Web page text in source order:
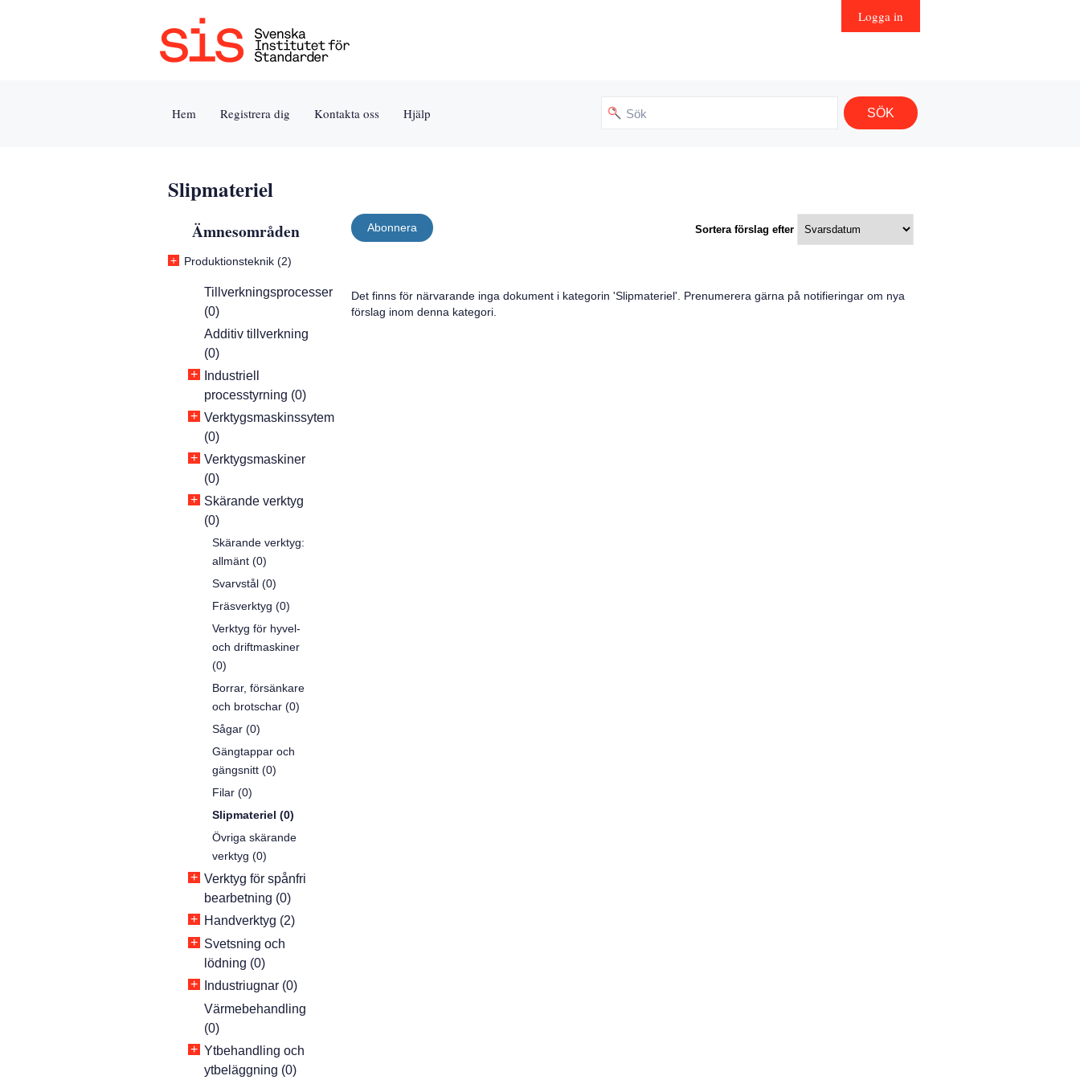
Hem Registrera dig Kontakta oss Hjälp
Logga in
Slipmateriel
Ämnesområden
+ Produktionsteknik (2)
Tillverkningsprocesser
(0)
Additiv tillverkning
(0)
+ Industriell
processtyrning (0)
+ Verktygsmaskinssytem
(0)
+ Verktygsmaskiner
(0)
+ Skärande verktyg
(0)
Skärande verktyg:
allmänt (0)
Svarvstål (0)
Fräsverktyg (0)
Verktyg för hyvel-
och driftmaskiner
(0)
Borrar, försänkare
och brotschar (0)
Sågar (0)
Gängtappar och
gängsnitt (0)
Filar (0)
Slipmateriel (0)
Övriga skärande
verktyg (0)
+ Verktyg för spånfri
bearbetning (0)
+ Handverktyg (2)
+ Svetsning och
lödning (0)
+
Industriugnar (0)
Värmebehandling
(0)
+ Ytbehandling och
ytbeläggning (0)
Sortera förslag efter
Abonnera
Det finns för närvarande inga dokument i kategorin 'Slipmateriel'. Prenumerera gärna på notifieringar om nya
förslag inom denna kategori.